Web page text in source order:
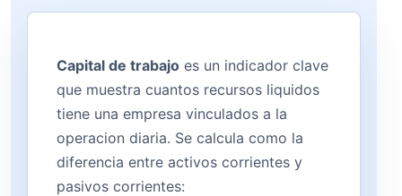
Capital de trabajo es un indicador clave
que muestra cuantos recursos liquidos
tiene una empresa vinculados a la
operacion diaria. Se calcula como la
diferencia entre activos corrientes y
pasivos corrientes: